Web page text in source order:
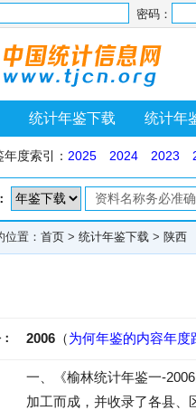
密码：
统计年鉴下载 统计年
度索引： 2025 2024 2023
位置： 首页 > 统计年鉴下载 > 陕西
2006 （为何年鉴的内容年度
一、《榆林统计年鉴一-
加工而成，并收录了各县、